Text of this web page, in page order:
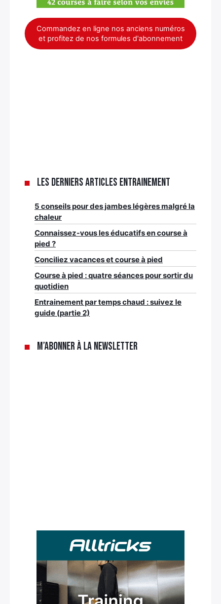
Commandez en ligne nos anciens numéros
et profitez de nos formules d'abonnement
Les derniers articles Entrainement
5 conseils pour des jambes légères malgré la
chaleur
Connaissez-vous les éducatifs en course à
pied ?
Conciliez vacances et course à pied
Course à pied : quatre séances pour sortir du
quotidien
Entrainement par temps chaud : suivez le
guide (partie 2)
M’abonner à la newsletter